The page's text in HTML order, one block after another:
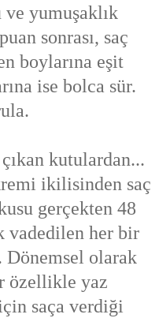
ve yumuşaklık
sonrası, saç
boylarına eşit
ise bolca sür.
kutulardan...
ikilisinden saç
gerçekten 48
vadedilen her bir
Dönemsel olarak
özellikle yaz
saça verdiği